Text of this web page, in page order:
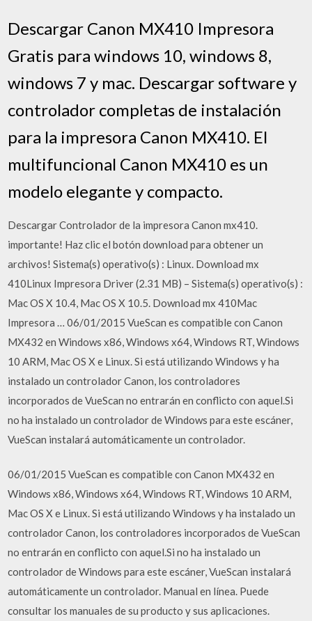
Descargar Canon MX410 Impresora
Gratis para windows 10, windows 8,
windows 7 y mac. Descargar software y
controlador completas de instalación
para la impresora Canon MX410. El
multifuncional Canon MX410 es un
modelo elegante y compacto.
Descargar Controlador de la impresora Canon mx410.
importante! Haz clic el botón download para obtener un
archivos! Sistema(s) operativo(s) : Linux. Download mx
410Linux Impresora Driver (2.31 MB) – Sistema(s) operativo(s) :
Mac OS X 10.4, Mac OS X 10.5. Download mx 410Mac
Impresora … 06/01/2015 VueScan es compatible con Canon
MX432 en Windows x86, Windows x64, Windows RT, Windows
10 ARM, Mac OS X e Linux. Si está utilizando Windows y ha
instalado un controlador Canon, los controladores
incorporados de VueScan no entrarán en conflicto con aquel.Si
no ha instalado un controlador de Windows para este escáner,
VueScan instalará automáticamente un controlador.
06/01/2015 VueScan es compatible con Canon MX432 en
Windows x86, Windows x64, Windows RT, Windows 10 ARM,
Mac OS X e Linux. Si está utilizando Windows y ha instalado un
controlador Canon, los controladores incorporados de VueScan
no entrarán en conflicto con aquel.Si no ha instalado un
controlador de Windows para este escáner, VueScan instalará
automáticamente un controlador. Manual en línea. Puede
consultar los manuales de su producto y sus aplicaciones.